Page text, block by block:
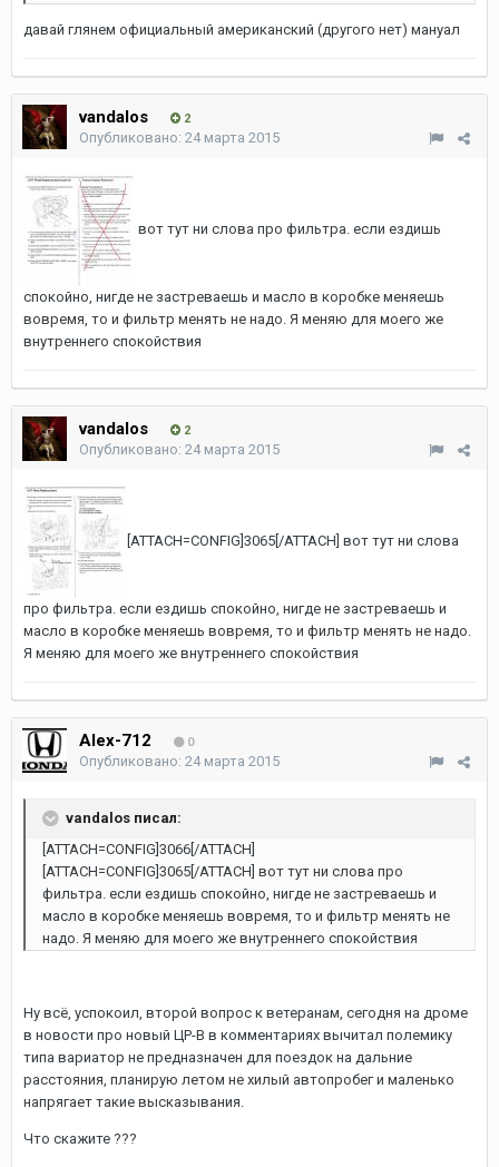
давай глянем официальный американский (другого нет) мануал
vandalos 2
Опубликовано: 24 марта 2015
вот тут ни слова про фильтра. если ездишь
спокойно, нигде не застреваешь и масло в коробке меняешь
вовремя, то и фильтр менять не надо. Я меняю для моего же
внутреннего спокойствия
vandalos 2
Опубликовано: 24 марта 2015
[ATTACH=CONFIG]3065[/ATTACH] вот тут ни слова
про фильтра. если ездишь спокойно, нигде не застреваешь и
масло в коробке меняешь вовремя, то и фильтр менять не надо.
Я меняю для моего же внутреннего спокойствия
Alex-712 0
Опубликовано: 24 марта 2015
vandalos писал:
[ATTACH=CONFIG]3066[/ATTACH]
[ATTACH=CONFIG]3065[/ATTACH] вот тут ни слова про
фильтра. если ездишь спокойно, нигде не застреваешь и
масло в коробке меняешь вовремя, то и фильтр менять не
надо. Я меняю для моего же внутреннего спокойствия
Ну всё, успокоил, второй вопрос к ветеранам, сегодня на дроме
в новости про новый ЦР-В в комментариях вычитал полемику
типа вариатор не предназначен для поездок на дальние
расстояния, планирую летом не хилый автопробег и маленько
напрягает такие высказывания.
Что скажите ???